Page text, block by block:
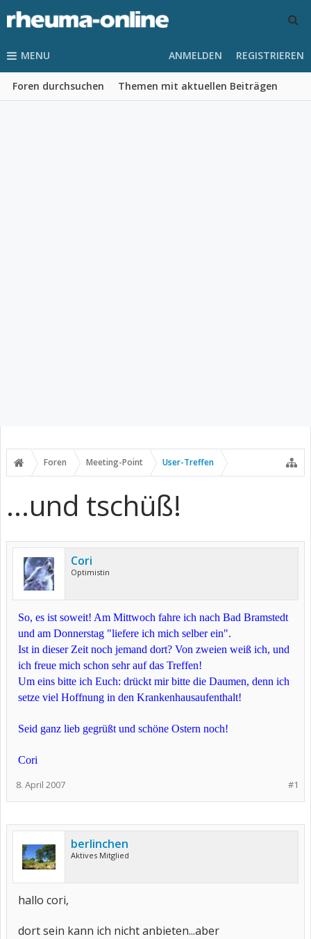
MENU
Foren durchsuchen Themen mit aktuellen Beiträgen
ANMELDEN REGISTRIEREN
Foren Meeting-Point User-Treffen
...und tschüß!
Cori
Optimistin
So, es ist soweit! Am Mittwoch fahre ich nach Bad Bramstedt
und am Donnerstag "liefere ich mich selber ein".
Ist in dieser Zeit noch jemand dort? Von zweien weiß ich, und
ich freue mich schon sehr auf das Treffen!
Um eins bitte ich Euch: drückt mir bitte die Daumen, denn ich
setze viel Hoffnung in den Krankenhausaufenthalt!
Seid ganz lieb gegrüßt und schöne Ostern noch!
Cori
#1
8. April 2007
berlinchen
Aktives Mitglied
hallo cori,
dort sein kann ich nicht anbieten...aber